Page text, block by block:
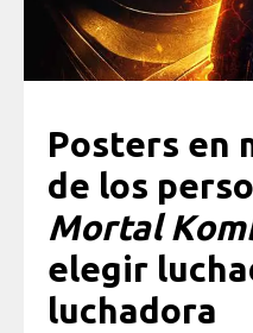
Posters en
de los
Mortal
elegir
luchadora